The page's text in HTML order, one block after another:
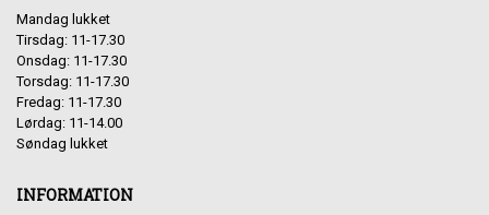
Mandag lukket
Tirsdag: 11-17.30
Onsdag: 11-17.30
Torsdag: 11-17.30
Fredag: 11-17.30
Lørdag: 11-14.00
Søndag lukket
INFORMATION